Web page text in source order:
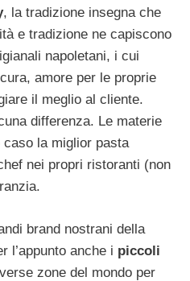
, la tradizione insegna che
e tradizione ne capiscono
napoletani, i cui
amore per le proprie
il meglio al cliente.
differenza. Le materie
la miglior pasta
nei propri ristoranti (non
brand nostrani della
l’appunto anche i piccoli
zone del mondo per